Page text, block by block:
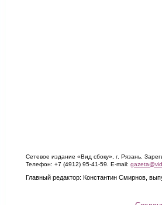
Сетевое издание «Вид сбоку», г. Рязань.
Телефон: +7 (4912) 95-41-59. E-mail:
Главный редактор: Константин Смирнов,